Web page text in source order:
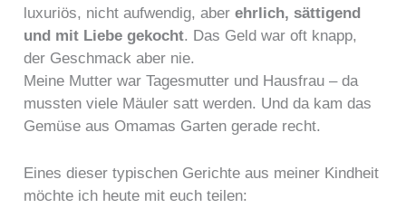
luxuriös, nicht aufwendig, aberehrlich, sättigend
und mit Liebe gekocht. Das Geld war oft knapp,
der Geschmack aber nie.
Meine Mutter war Tagesmutter und Hausfrau – da
mussten viele Mäuler satt werden. Und da kam das
Gemüse aus Omamas Garten gerade recht.
Eines dieser typischen Gerichte aus meiner Kindheit
möchte ich heute mit euch teilen: